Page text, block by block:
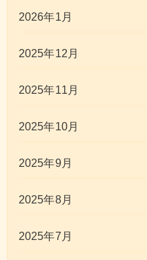
2026年1月
2025年12月
2025年11月
2025年10月
2025年9月
2025年8月
2025年7月